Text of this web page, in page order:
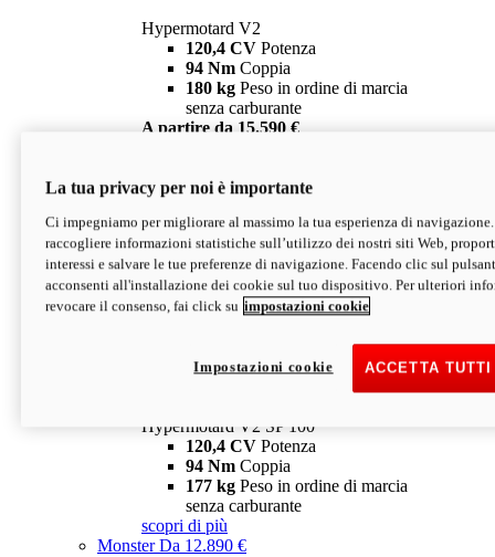
Hypermotard V2
120,4 CV Potenza
94 Nm Coppia
180 kg Peso in ordine di marcia
senza carburante
A partire da 15.590 €
V2 SP
Hypermotard V2 SP
120,4 CVPotenza
94 NmCoppia
177 kgPeso in ordine di marcia
senza carburante
Depotenziata 35 kW: 18.890 € i
configura scopri di più
Hypermotard V2 SP 100
120,4 CV Potenza
94 Nm Coppia
177 kg Peso in ordine di marcia
senza carburante
scopri di più
MonsterDa 12.890 €
La tua privacy per noi è importante
Ci impegniamo per migliorare al massimo la tua esperienza di
raccogliere informazioni statistiche sull’utilizzo dei nostri siti Web,
interessi e salvare le tue preferenze di navigazione. Facendo clic sul
acconsenti all'installazione dei cookie sul tuo dispositivo. Per ulteriori
revocare il consenso, fai click su impostazioni cookie
ACCETTA
Impostazioni cookie